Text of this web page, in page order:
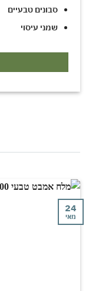
סבונים טבעיים
שמני עיסוי